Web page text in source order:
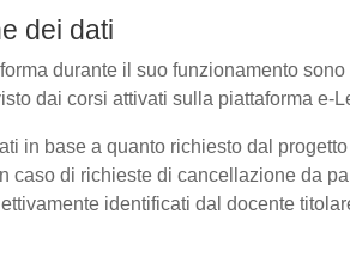
dei dati
durante il suo funzionamento
dai corsi attivati sulla piattaforma
in base a quanto richiesto dal
caso di richieste di cancellazione da
identificati dal docente